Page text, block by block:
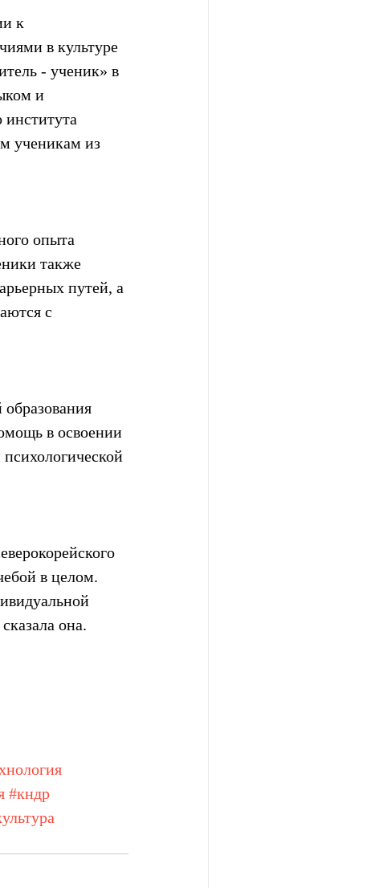
к
в культуре
- ученик» в
и
ученикам из
опыта
также
путей, а
с
в освоении
в целом.
она.
#кндр